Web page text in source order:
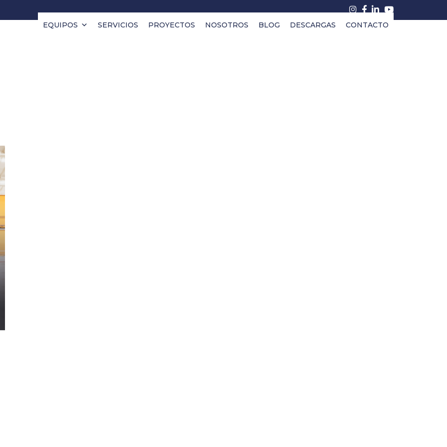
EQUIPOS SERVICIOS PROYECTOS NOSOTROS BLOG DESCARGAS CONTACTO